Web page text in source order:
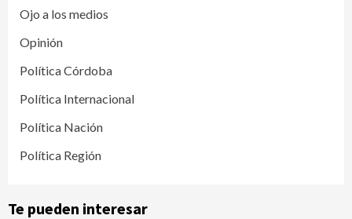
Ojo a los medios
Opinión
Política Córdoba
Política Internacional
Política Nación
Política Región
Te pueden interesar